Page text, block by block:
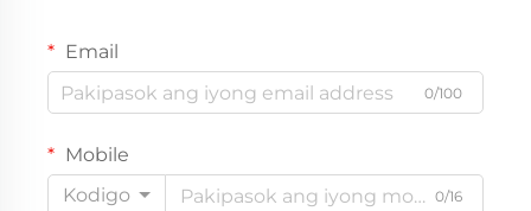
Email
0/100
Mobile
Kodigo
0/16